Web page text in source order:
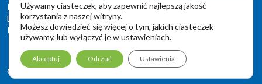
POLITYKA PRYWATNOŚCI
DEKLARACJA DOSTĘPNOŚCI
PRZECIWDZIAŁANIE KORUPCJI
© 2026 IOŚ-PIB
Używamy ciasteczek, aby zapewnić najlepszą jakość
korzystania z naszej witryny.
Możesz dowiedzieć się więcej o tym, jakich ciasteczek
używamy, lub wyłączyć je wustawieniach.
Akceptuj Odrzuć Ustawienia